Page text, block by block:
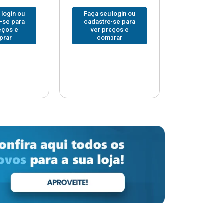
login ou
se para
e
Faça seu login ou
cadastre-se para
ver preços e
comprar